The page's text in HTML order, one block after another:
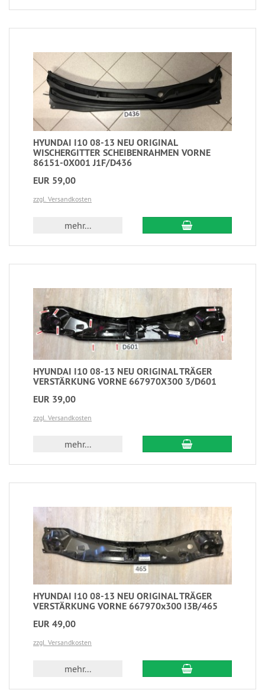
HYUNDAI I10 08-13 NEU ORIGINAL
WISCHERGITTER SCHEIBENRAHMEN VORNE
86151-0X001 J1F/D436
EUR 59,00
zzgl. Versandkosten
mehr...
HYUNDAI I10 08-13 NEU ORIGINAL TRÄGER
VERSTÄRKUNG VORNE 667970X300 3/D601
EUR 39,00
zzgl. Versandkosten
mehr...
HYUNDAI I10 08-13 NEU ORIGINAL TRÄGER
VERSTÄRKUNG VORNE 667970x300 I3B/465
EUR 49,00
zzgl. Versandkosten
mehr...